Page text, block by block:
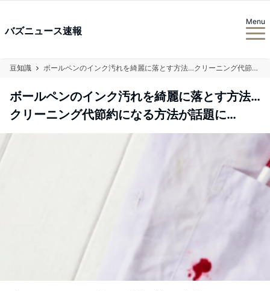
バズニュース速報
Menu
豆知識 ボールペンのインク汚れを綺麗に落とす方法…クリーニング代節約になる方法が話題に…
ボールペンのインク汚れを綺麗に落とす方法…
クリーニング代節約になる方法が話題に…